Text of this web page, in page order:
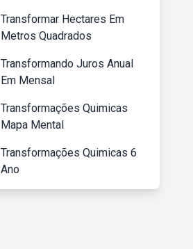
Transformar Hectares Em
Metros Quadrados
Transformando Juros Anual
Em Mensal
Transformações Quimicas
Mapa Mental
Transformações Quimicas 6
Ano